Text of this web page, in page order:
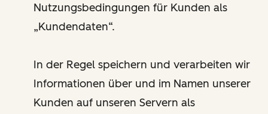
Nutzungsbedingungen für Kunden als
„Kundendaten“.
In der Regel speichern und verarbeiten wir
Informationen über und im Namen unserer
Kunden auf unseren Servern als